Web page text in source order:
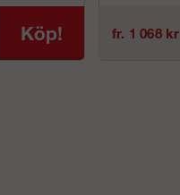
Köp! fr. 1 068 kr